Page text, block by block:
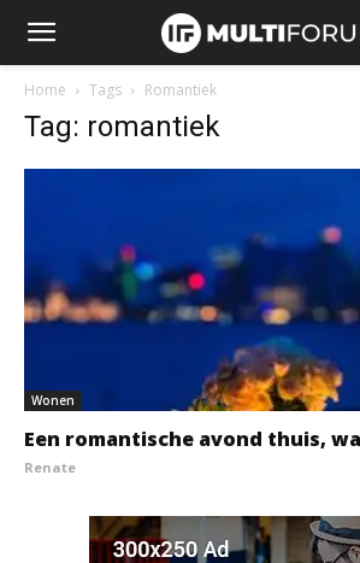
Home Tags Romantiek
Tag: romantiek
Wonen
Een romantische avond thuis,
Renate